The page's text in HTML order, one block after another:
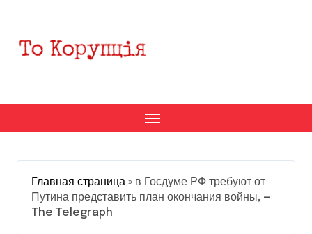
содержанию
Главная страница » в Госдуме РФ требуют от
Путина представить план окончания войны, —
The Telegraph